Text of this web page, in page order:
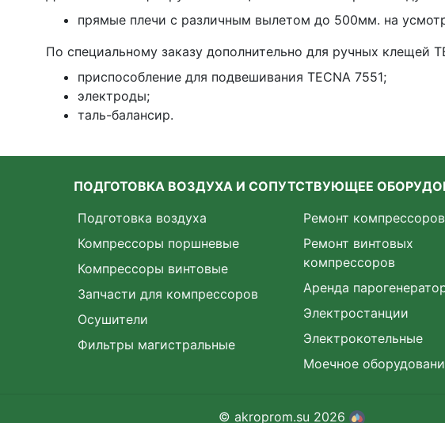
прямые плечи с различным вылетом до 500мм. на
По специальному заказу дополнительно для ручных клещей
приспособление для подвешивания TECNA 7551;
электроды;
таль-балансир.
ПОДГОТОВКА ВОЗДУХА И СОПУТСТВУЮЩЕЕ
Подготовка воздуха
Компрессоры поршневые
Компрессоры винтовые
Запчасти для компрессоров
Осушители
Фильтры магистральные
Ремонт компрессоров
Ремонт винтовых
компрессоров
Аренда
Электростанции
Электрокотельные
Моечное
© akroprom.su 2026